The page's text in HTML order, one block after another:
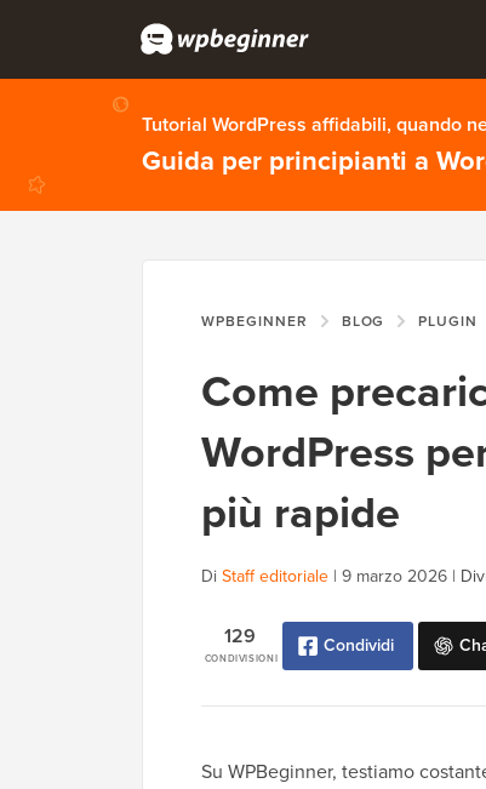
Tutorial WordPress affidabili, quando
Guida per principianti a
WPBEGINNER BLOG PLUGIN
Come
WordPress
più rapide
DiStaff editoriale | 9 marzo 2026 |
CONDIVISIONI
129 Condividi
Su WPBeginner, testiamo